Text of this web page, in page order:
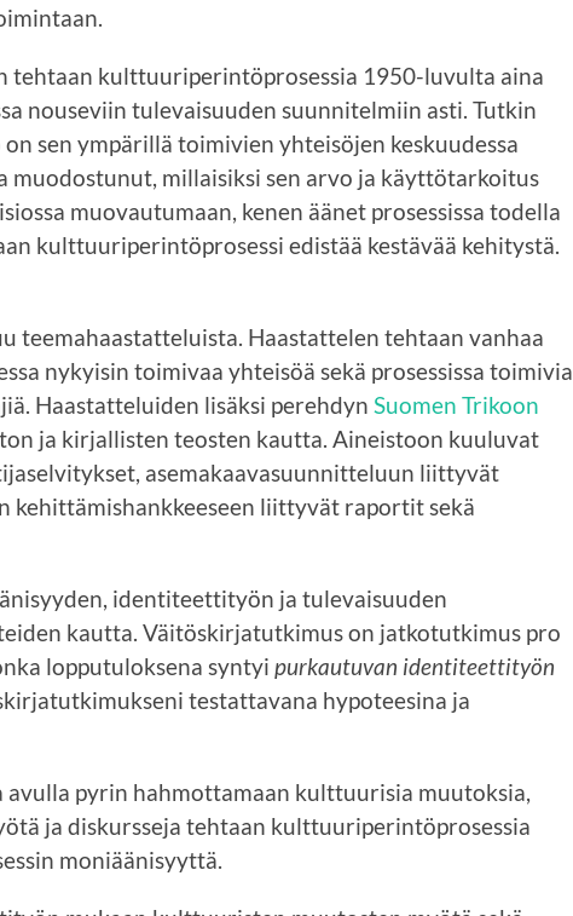
tehtaan kulttuuriperintöprosessia 1950-luvulta aina
nouseviin tulevaisuuden suunnitelmiin asti. Tutkin
sen ympärillä toimivien yhteisöjen keskuudessa
muodostunut, millaisiksi sen arvo ja käyttötarkoitus
muovautumaan, kenen äänet prosessissa todella
kulttuuriperintöprosessi edistää kestävää kehitystä.
teemahaastatteluista. Haastattelen tehtaan vanhaa
nykyisin toimivaa yhteisöä sekä prosessissa toimivia
Haastatteluiden lisäksi perehdyn Suomen Trikoon
ja kirjallisten teosten kautta. Aineistoon kuuluvat
asemakaavasuunnitteluun liittyvät
kehittämishankkeeseen liittyvät raportit sekä
identiteettityön ja tulevaisuuden
kautta. Väitöskirjatutkimus on jatkotutkimus pro
lopputuloksena syntyi purkautuvan identiteettityön
testattavana hypoteesina ja
avulla pyrin hahmottamaan kulttuurisia muutoksia,
ja diskursseja tehtaan kulttuuriperintöprosessia
moniäänisyyttä.